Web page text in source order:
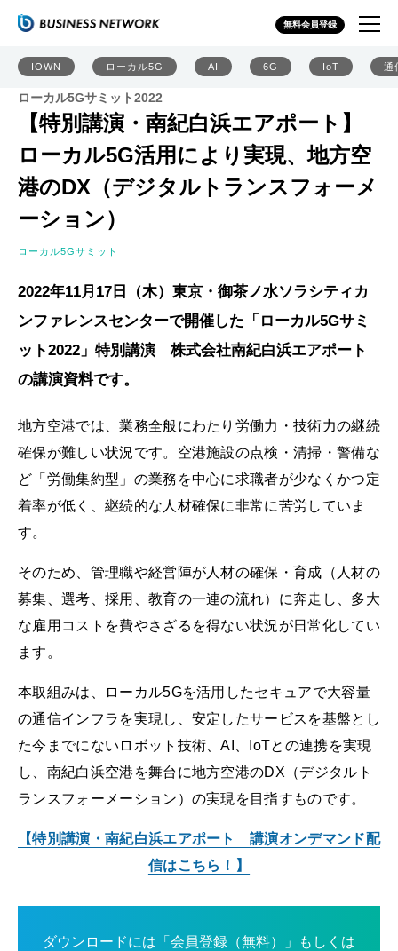
無料会員登録
IOWN ローカル5G AI 6G IoT 通
ローカル5Gサミット2022
【特別講演・南紀白浜エアポート】
ローカル5G活用により実現、地方空
港のDX（デジタルトランスフォーメ
ーション）
ローカル5Gサミット
2022年11月17日（木）東京・御茶ノ水ソラシティカ
ンファレンスセンターで開催した「ローカル5Gサミ
ット2022」特別講演 株式会社南紀白浜エアポート
の講演資料です。
地方空港では、業務全般にわたり労働力・技術力の継続
確保が難しい状況です。空港施設の点検・清掃・警備な
ど「労働集約型」の業務を中心に求職者が少なくかつ定
着率が低く、継続的な人材確保に非常に苦労していま
す。
そのため、管理職や経営陣が人材の確保・育成（人材の
募集、選考、採用、教育の一連の流れ）に奔走し、多大
な雇用コストを費やさざるを得ない状況が日常化してい
ます。
本取組みは、ローカル5Gを活用したセキュアで大容量
の通信インフラを実現し、安定したサービスを基盤とし
た今までにないロボット技術、AI、IoTとの連携を実現
し、南紀白浜空港を舞台に地方空港のDX（デジタルト
ランスフォーメーション）の実現を目指すものです。
【特別講演・南紀白浜エアポート 講演オンデマンド配
信はこちら！】
ダウンロードには「会員登録（無料）」もしくは